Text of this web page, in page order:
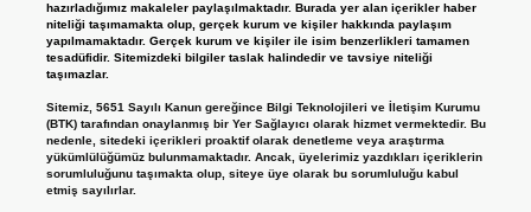
hazırladığımız makaleler paylaşılmaktadır. Burada yer alan içerikler haber
niteliği taşımamakta olup, gerçek kurum ve kişiler hakkında paylaşım
yapılmamaktadır. Gerçek kurum ve kişiler ile isim benzerlikleri tamamen
tesadüfidir. Sitemizdeki bilgiler taslak halindedir ve tavsiye niteliği
taşımazlar.
Sitemiz, 5651 Sayılı Kanun gereğince Bilgi Teknolojileri ve İletişim Kurumu
(BTK) tarafından onaylanmış bir Yer Sağlayıcı olarak hizmet vermektedir. Bu
nedenle, sitedeki içerikleri proaktif olarak denetleme veya araştırma
yükümlülüğümüz bulunmamaktadır. Ancak, üyelerimiz yazdıkları içeriklerin
sorumluluğunu taşımakta olup, siteye üye olarak bu sorumluluğu kabul
etmiş sayılırlar.